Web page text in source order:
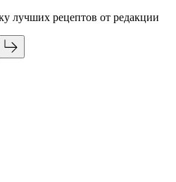
лучших рецептов от редакции